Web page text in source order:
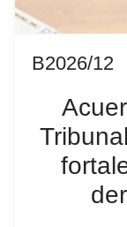
B2026/12